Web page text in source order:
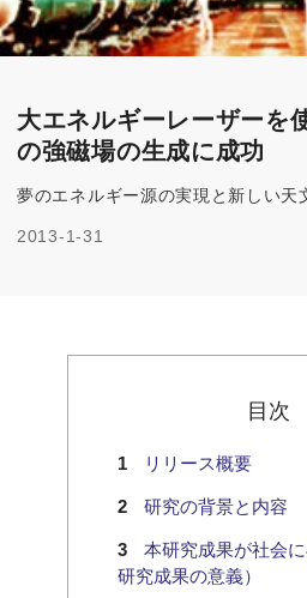
大エネルギーレーザーを
の強磁場の生成に成功
夢のエネルギー源の実現と新しい天
2013-1-31
目次
リリース概要
研究の背景と内容
本研究成果が社会
研究成果の意義）